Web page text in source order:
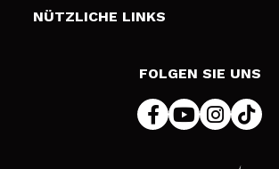
Zahlung
Bedingungen und Datenschutz
NÜTZLICHE LINKS
FOLGEN SIE UNS